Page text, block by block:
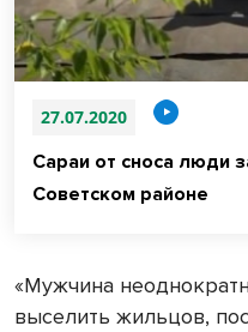
27.07.2020
Сараи от сноса люди
Советском районе
«Мужчина
выселить жильцов,